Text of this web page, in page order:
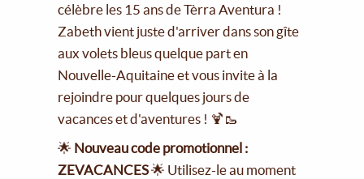
célèbre les 15 ans de Tèrra Aventura !
Zabeth vient juste d'arriver dans son gîte
aux volets bleus quelque part en
Nouvelle-Aquitaine et vous invite à la
rejoindre pour quelques jours de
vacances et d'aventures ! 🍹🥾
🌟 Nouveau code promotionnel :
ZEVACANCES🌟 Utilisez-le au moment